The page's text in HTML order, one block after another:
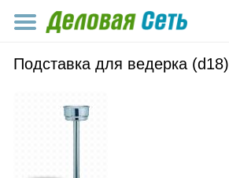
Подставка для ведерка (d18)